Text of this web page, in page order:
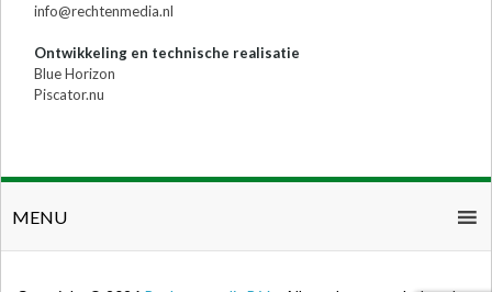
info@rechtenmedia.nl
Ontwikkeling en technische realisatie
Blue Horizon
Piscator.nu
MENU